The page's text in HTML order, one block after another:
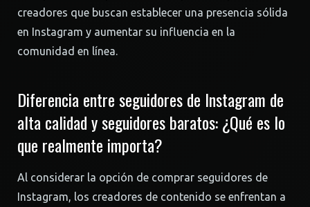
creadores que buscan establecer una presencia sólida
en Instagram y aumentar su influencia en la
comunidad en línea.
Diferencia entre seguidores de Instagram de
alta calidad y seguidores baratos: ¿Qué es lo
que realmente importa?
Al considerar la opción de comprar seguidores de
Instagram, los creadores de contenido se enfrentan a